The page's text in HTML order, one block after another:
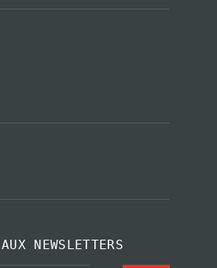
NEWSLETTERS